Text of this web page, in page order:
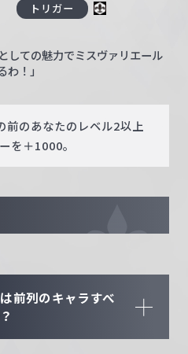
トリガー
しての魅力でミスヴァリエール
わ！」
前のあなたのレベル2以上
を＋1000。
前列のキャラすべ